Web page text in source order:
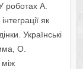
У роботах А.
як
Українські
О.
між